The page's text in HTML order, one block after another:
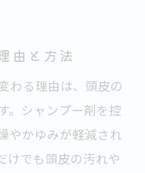
由と方法
わる理由は、頭皮の
。シャンプー剤を控
やかゆみが軽減され
けでも頭皮の汚れや